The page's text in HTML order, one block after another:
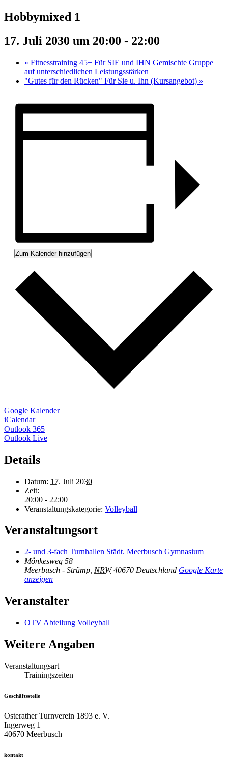
Hobbymixed 1
17. Juli 2030 um 20:00 - 22:00
« Fitnesstraining 45+ Für SIE und IHN Gemischte Gruppe
auf unterschiedlichen Leistungsstärken
"Gutes für den Rücken" Für Sie u. Ihn (Kursangebot) »
Zum Kalender hinzufügen
Google Kalender
iCalendar
Outlook 365
Outlook Live
Details
Datum: 17. Juli 2030
Zeit:
20:00 - 22:00
Veranstaltungskategorie: Volleyball
Veranstaltungsort
2- und 3-fach Turnhallen Städt. Meerbusch Gymnasium
Mönkesweg 58
Meerbusch - Strümp NRW 40670 Deutschland Google Karte
anzeigen
Veranstalter
OTV Abteilung Volleyball
Weitere Angaben
Veranstaltungsart
Trainingszeiten
Geschäftsstelle
Osterather Turnverein 1893 e. V.
Ingerweg 1
40670 Meerbusch
kontakt